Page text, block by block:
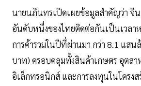
นายนภินทรเปิดเผยข้อมูลสำคัญว่า จี
อันดับหนึ่งของไทยติดต่อกันเป็นเวลา
การค้ารวมในปีที่ผ่านมา กว่า 8.1 แส
บาท) ครอบคลุมทั้งสินค้าเกษตร อุตสา
อิเล็กทรอนิกส์ และการลงทุนในโครง